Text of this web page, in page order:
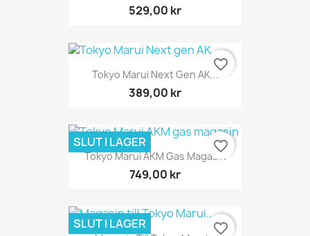
529,00 kr
Tokyo Marui Next Gen AK...
389,00 kr
favorite_border
Tokyo Marui AKM Gas Magasin
749,00 kr
SLUT I LAGER favorite_border
SLUT I LAGER favorite_border